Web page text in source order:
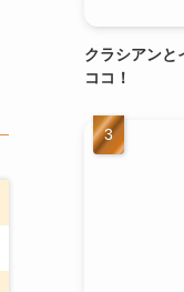
クラシアンと
ココ！